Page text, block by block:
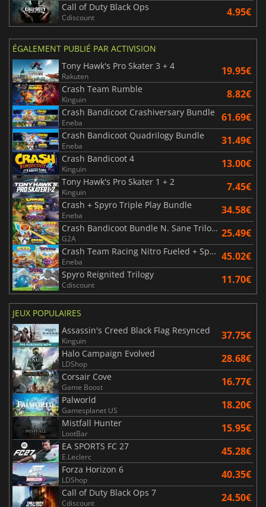
Call of Duty Black Ops
Cdiscount 4.95€
ÉGALEMENT PUBLIÉ PAR ACTIVISION
Tony Hawk's Pro Skater 3 + 4
Rakuten 19.95€
Crash Team Rumble
Kinguin 8.82€
Crash Bandicoot Crashiversary Bundle
Eneba 61.69€
Crash Bandicoot Quadrilogy Bundle
Eneba 31.49€
Crash Bandicoot 4
Kinguin 13.00€
Tony Hawk's Pro Skater 1 + 2
Kinguin 7.45€
Crash + Spyro Triple Play Bundle
Eneba 34.58€
Crash Bandicoot Bundle N. Sane Trilogy + CTR Nitro Fueled
G2A 25.49€
Crash Team Racing Nitro Fueled + Spyro Game Bundle
Eneba 45.02€
Spyro Reignited Trilogy
Cdiscount 11.70€
JEUX POPULAIRES
Assassin's Creed Black Flag Resynced
Kinguin 37.75€
Halo Campaign Evolved
LDShop 28.68€
Corsair Cove
Game Boost 16.77€
Palworld
Gamesplanet US 18.20€
Mistfall Hunter
LootBar 15.95€
EA SPORTS FC 27
E.Leclerc 45.28€
Forza Horizon 6
LDShop 40.35€
Call of Duty Black Ops 7
Cdiscount 24.50€